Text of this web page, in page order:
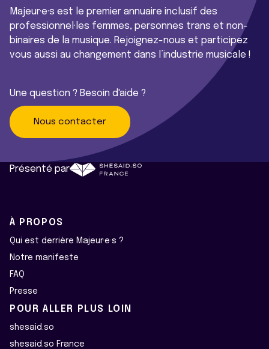
Majeur·e·s est le premier annuaire inclusif des
professionnel·les femmes, personnes trans et non-
binaires de la musique. Rejoignez-nous et participez
vous aussi au changement dans l’industrie musicale !
Une question ? Besoin d'aide ?
Nous contacter
Présenté par
À PROPOS
Qui est derrière Majeur·e·s ?
Notre manifeste
FAQ
Presse
POUR ALLER PLUS LOIN
shesaid.so
shesaid.so France